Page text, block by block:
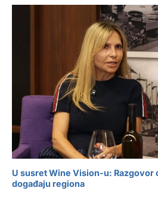
U susret Wine Vision-u: Razgovor
događaju regiona